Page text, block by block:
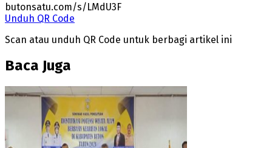
butonsatu.com/s/LMdU3F
Unduh QR Code
Scan atau unduh QR Code untuk berbagi artikel ini
Baca Juga